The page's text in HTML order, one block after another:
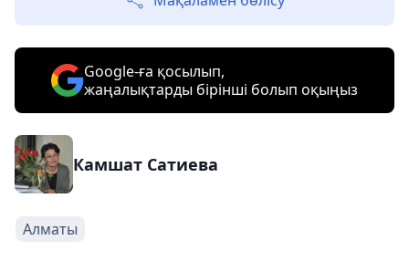
Google-ға қосылып,
жаңалықтарды бірінші болып оқыңыз
Камшат Сатиева
Алматы